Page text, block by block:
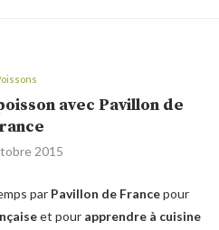
avec Pavillon de
2015
par Pavillon de Francepour
et pour apprendre à cuisine